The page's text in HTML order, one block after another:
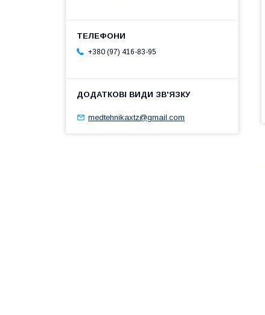
+380 (97) 416-83-95
medtehnikaxtz@gmail.com